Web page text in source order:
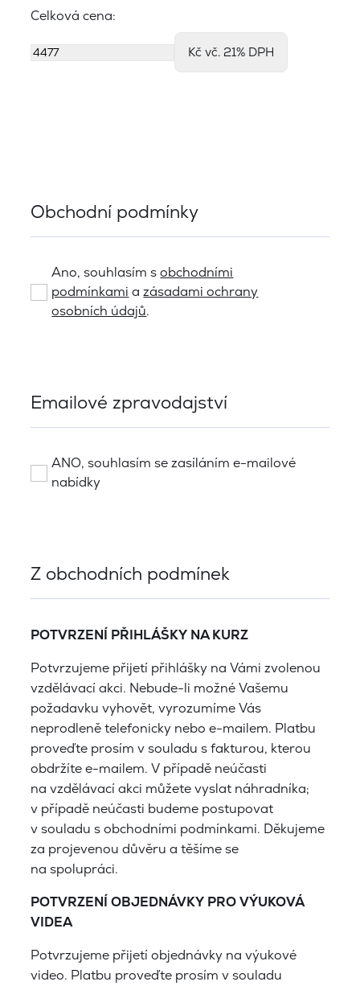
Celková cena:
Kč vč. 21% DPH
Obchodní podmínky
Ano, souhlasím sobchodními
podmínkami azásadami ochrany
osobních údajů.
Emailové zpravodajství
ANO, souhlasím se zasíláním e-mailové
nabídky
Z obchodních podmínek
POTVRZENÍ PŘIHLÁŠKY NA KURZ
Potvrzujeme přijetí přihlášky na Vámi zvolenou
vzdělávací akci. Nebude-li možné Vašemu
požadavku vyhovět, vyrozumíme Vás
neprodleně telefonicky nebo e-mailem. Platbu
proveďte prosím v souladu s fakturou, kterou
obdržíte e-mailem. V případě neúčasti
na vzdělávací akci můžete vyslat náhradníka;
v případě neúčasti budeme postupovat
v souladu s obchodními podmínkami. Děkujeme
za projevenou důvěru a těšíme se
na spolupráci.
POTVRZENÍ OBJEDNÁVKY PRO VÝUKOVÁ
VIDEA
Potvrzujeme přijetí objednávky na výukové
video. Platbu proveďte prosím v souladu